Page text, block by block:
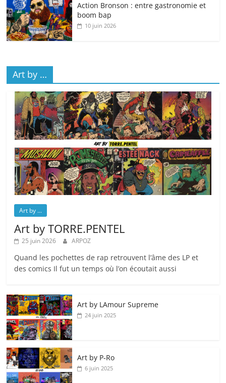
Action Bronson : entre gastronomie et
boom bap
10 juin 2026
Art by …
Art by ...
Art by TORRE.PENTEL
25 juin 2026 ARPOZ
Quand les pochettes de rap retrouvent l’âme des LP et
des comics Il fut un temps où l’on écoutait aussi
Art by LAmour Supreme
24 juin 2025
Art by P‑Ro
6 juin 2025